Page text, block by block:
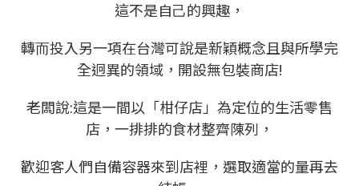
這不是⾃⼰的興趣，
轉⽽投入另⼀項在台灣可說是新穎概念且與所學完
全迥異的領域，開設無包裝商店!
老闆說:這是一間以「柑仔店」為定位的生活零售
店，一排排的食材整齊陳列，
歡迎客人們自備容器來到店裡，選取適當的量再去